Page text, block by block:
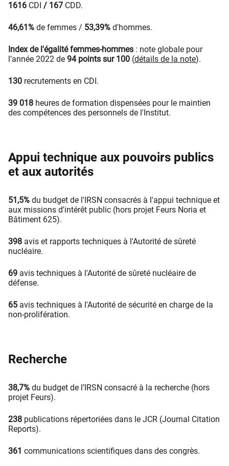
1616 CDI / 167 CDD.
46,61% de femmes / 53,39% d'hommes.
Index de l'égalité femmes-hommes : note globale pour
l’année 2022 de 94 points sur 100 (détails de la note).​
130 recrutements en CDI.
39 018 heures de formation dispensées pour le maintien
des compétences des personnels de l'Institut.
Appui technique aux pouvoirs publics
et aux autorités
51,5% du budget de l'IRSN consacrés à l'appui technique et
aux missions d'intérêt public (hors projet Feurs Noria et
Bâtiment 625).
398 avis et rapports techniques à l'Autorité de sûreté
nucléaire.
69 avis techniques à l'Autorité de sûreté nucléaire de
défense.
65 avis techniques à l'Autorité de sécurité en charge de la
non-prolifération.
Recherche
38,7% du budget de l’IRSN consacré à la recherche (hors
projet Feurs).
238 publications répertoriées dans le JCR (Journal Citation
Reports).
361 communications scientifiques dans des congrès.